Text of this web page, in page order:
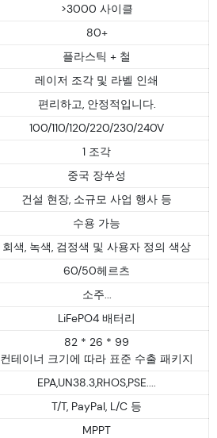
>3000 사이클
80+
플라스틱 + 철
레이저 조각 및 라벨 인쇄
편리하고, 안정적입니다.
100/110/120/220/230/240V
1 조각
중국 장쑤성
건설 현장, 소규모 사업 행사 등
수용 가능
회색, 녹색, 검정색 및 사용자 정의 색상
60/50헤르츠
소주...
LiFePO4 배터리
82 * 26 * 99
컨테이너 크기에 따라 표준 수출 패키지
EPA,UN38.3,RHOS,PSE....
T/T, PayPal, L/C 등
MPPT